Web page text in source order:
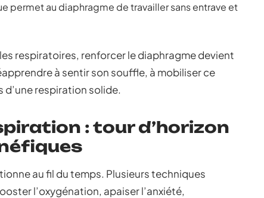
permet au diaphragme de travailler sans entrave et
respiratoires, renforcer le diaphragme devient
à sentir son souffle, à mobiliser ce
d’une respiration solide.
: tour d’horizon
au fil du temps. Plusieurs techniques
l’oxygénation, apaiser l’anxiété,